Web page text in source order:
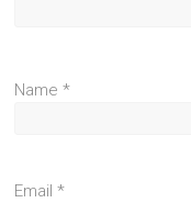
Name*
Email*